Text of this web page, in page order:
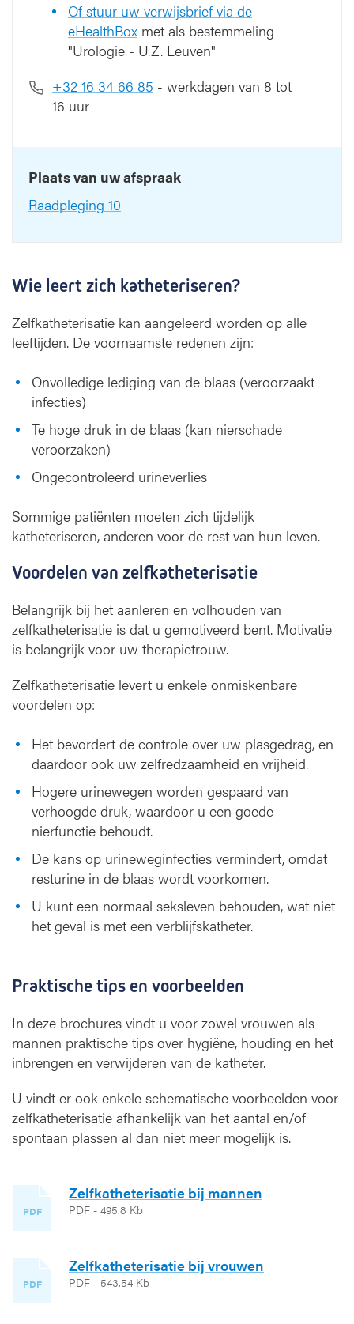
Of stuur uw verwijsbrief via de
eHealthBox met als bestemmeling
"Urologie - U.Z. Leuven"
+32 16 34 66 85 - werkdagen van 8 tot
16 uur
Plaats van uw afspraak
Raadpleging 10
Wie leert zich katheteriseren?
Zelfkatheterisatie kan aangeleerd worden op alle
leeftijden. De voornaamste redenen zijn:
Onvolledige lediging van de blaas (veroorzaakt
infecties)
Te hoge druk in de blaas (kan nierschade
veroorzaken)
Ongecontroleerd urineverlies
Sommige patiënten moeten zich tijdelijk
katheteriseren, anderen voor de rest van hun leven.
Voordelen van zelfkatheterisatie
Belangrijk bij het aanleren en volhouden van
zelfkatheterisatie is dat u gemotiveerd bent. Motivatie
is belangrijk voor uw therapietrouw.
Zelfkatheterisatie levert u enkele onmiskenbare
voordelen op:
Het bevordert de controle over uw plasgedrag, en
daardoor ook uw zelfredzaamheid en vrijheid.
Hogere urinewegen worden gespaard van
verhoogde druk, waardoor u een goede
nierfunctie behoudt.
De kans op urineweginfecties vermindert, omdat
resturine in de blaas wordt voorkomen.
U kunt een normaal seksleven behouden, wat niet
het geval is met een verblijfskatheter.
Praktische tips en voorbeelden
In deze brochures vindt u voor zowel vrouwen als
mannen praktische tips over hygiëne, houding en het
inbrengen en verwijderen van de katheter.
U vindt er ook enkele schematische voorbeelden voor
zelfkatheterisatie afhankelijk van het aantal en/of
spontaan plassen al dan niet meer mogelijk is.
PDF
Zelfkatheterisatie bij mannen
PDF - 495.8 Kb
PDF
Zelfkatheterisatie bij vrouwen
PDF - 543.54 Kb